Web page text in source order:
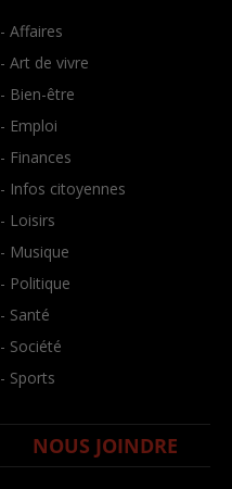
- Affaires
- Art de vivre
- Bien-être
- Emploi
- Finances
- Infos citoyennes
- Loisirs
- Musique
- Politique
- Santé
- Société
- Sports
NOUS JOINDRE